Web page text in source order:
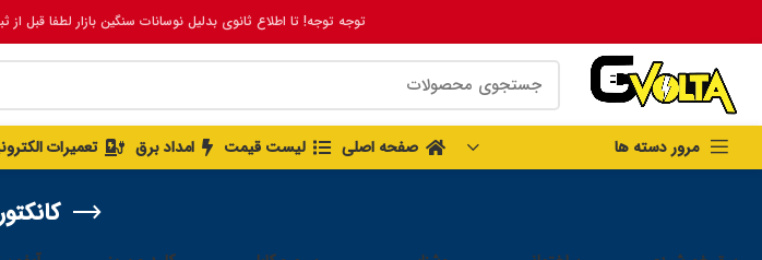
توجه توجه! تا اطلاع ثانوی بدلیل نوسانات سنگین بازار لطفا قبل
مرور دسته ها صفحه اصلی لیست قیمت امداد برق تعمیرات
کانکتور